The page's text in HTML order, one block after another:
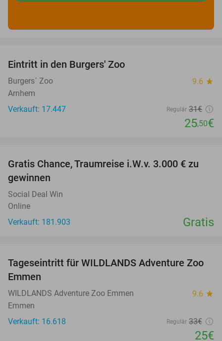
Eintritt in den Burgers' Zoo
Burgers´ Zoo 9.6 star
Arnhem
Verkauft: 17.447
Regulär 31€
25,50€
Gratis Chance, Traumreise i.W.v. 3.000 € zu
gewinnen
Social Deal Win
Online
Verkauft: 181.903
Gratis
24%
Tageseintritt für WILDLANDS Adventure Zoo
Emmen
WILDLANDS Adventure Zoo Emmen 9.6 star
Emmen
Verkauft: 16.618
Regulär 33€
25€